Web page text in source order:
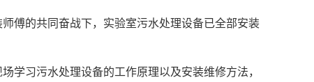
傅的共同奋战下，实验室污水处理设备已全部安装
学习污水处理设备的工作原理以及安装维修方法，